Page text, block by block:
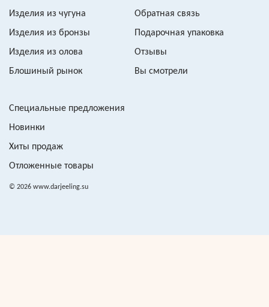
Изделия из чугуна
Изделия из бронзы
Изделия из олова
Блошиный рынок
Обратная связь
Подарочная упаковка
Отзывы
Вы смотрели
Специальные предложения
Новинки
Хиты продаж
Отложенные товары
© 2026 www.darjeeling.su